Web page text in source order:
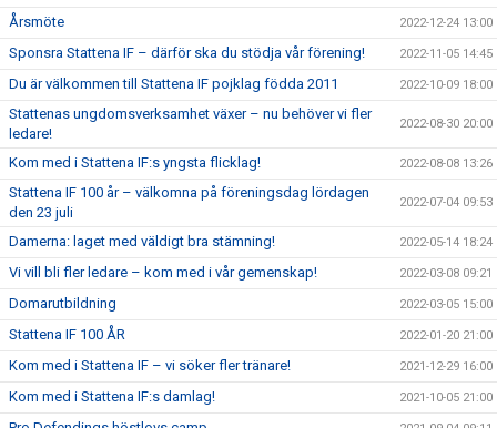
Årsmöte 2022-12-24 13:00
Sponsra Stattena IF – därför ska du stödja vår förening! 2022-11-05 14:45
Du är välkommen till Stattena IF pojklag födda 2011 2022-10-09 18:00
Stattenas ungdomsverksamhet växer – nu behöver vi fler
ledare!
2022-08-30 20:00
Kom med i Stattena IF:s yngsta flicklag! 2022-08-08 13:26
Stattena IF 100 år – välkomna på föreningsdag lördagen
den 23 juli
2022-07-04 09:53
Damerna: laget med väldigt bra stämning! 2022-05-14 18:24
Vi vill bli fler ledare – kom med i vår gemenskap! 2022-03-08 09:21
Domarutbildning 2022-03-05 15:00
Stattena IF 100 ÅR 2022-01-20 21:00
Kom med i Stattena IF – vi söker fler tränare! 2021-12-29 16:00
Kom med i Stattena IF:s damlag! 2021-10-05 21:00